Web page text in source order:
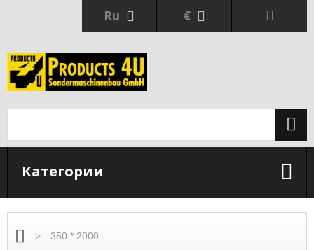
Ru €
Категории
> 350 * 2000